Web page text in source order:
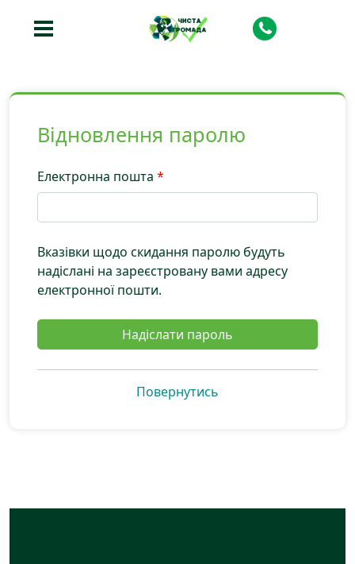
Відновлення паролю
Електронна пошта *
Вказівки щодо скидання паролю будуть
надіслані на зареєстровану вами адресу
електронної пошти.
Надіслати пароль
Повернутись